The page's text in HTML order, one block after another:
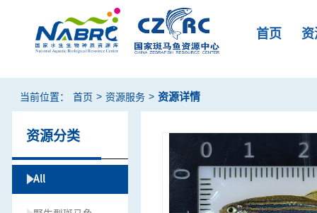
首页
当前位置： 首页 > 资源服务 > 资源详情
资源分类
All